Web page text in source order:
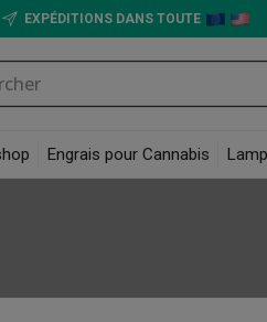
EXPÉDITIONS DANS TOUTE
Engrais pour Cannabis